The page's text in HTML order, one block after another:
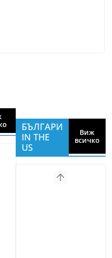
БЪЛГАРИ
IN THE
US
Виж
всичко